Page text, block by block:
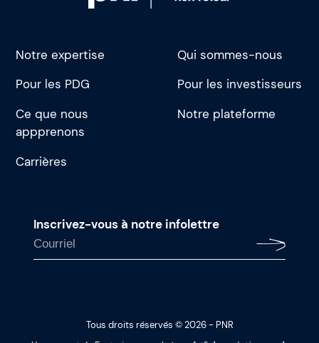
Notre expertise
Qui sommes-nous
Pour les PDG
Pour les investisseurs
Ce que nous
appprenons
Notre plateforme
Carrières
Inscrivez-vous à notre infolettre
Tous droits réservés © 2026 - PNR